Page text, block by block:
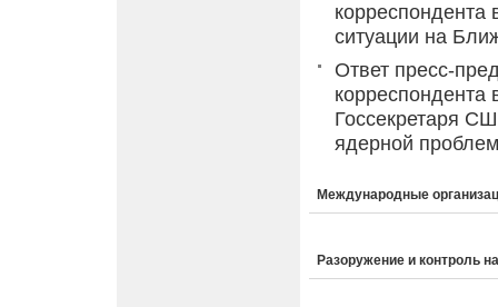
корреспондента
ситуации на
Ответ пресс-
корреспондента
Госсекретаря
ядерной
Международные
Разоружение и контроль